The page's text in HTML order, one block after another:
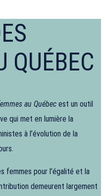
QUÉBEC
au Québec est un outil
qui met en lumière la
à l’évolution de la
femmes pour l’égalité et la
demeurent largement